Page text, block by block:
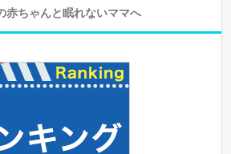
赤ちゃんと眠れないママへ